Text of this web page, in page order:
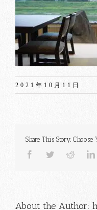
2021年10月11日
Share This Story, Choose
Facebook
Twitter
About the Author: